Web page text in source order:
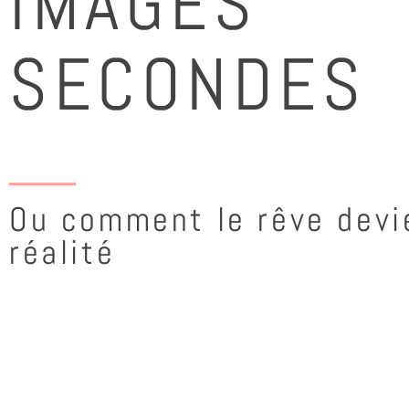
SECONDES
Ou comment le rêve
réalité